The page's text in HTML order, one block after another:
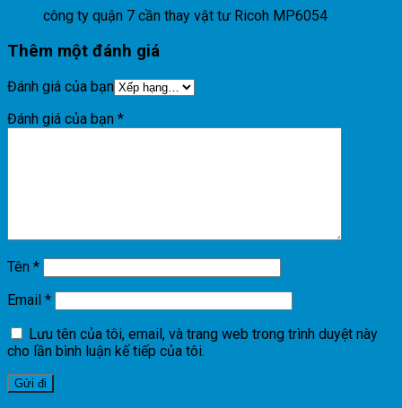
công ty quận 7 cần thay vật tư Ricoh MP6054
Thêm một đánh giá
Đánh giá của bạn
Đánh giá của bạn *
Tên *
Email *
Lưu tên của tôi, email, và trang web trong trình duyệt này
cho lần bình luận kế tiếp của tôi.